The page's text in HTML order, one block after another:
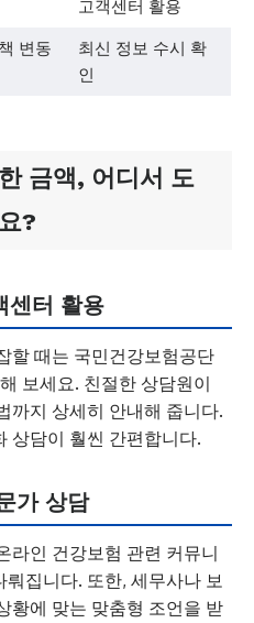
고객센터 활용
변동
최신 정보 수시 확
인
금액, 어디서 도
?
센터 활용
할 때는 국민건강보험공단
보세요. 친절한 상담원이
까지 상세히 안내해 줍니다.
상담이 훨씬 간편합니다.
가 상담
라인 건강보험 관련 커뮤니
집니다. 또한, 세무사나 보
황에 맞는 맞춤형 조언을 받